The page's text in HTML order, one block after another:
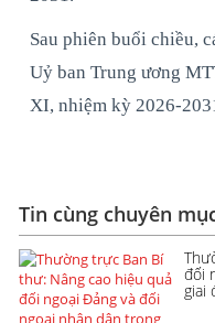
Sau phiên buổi chiều,
Uỷ ban Trung ương
XI, nhiệm kỳ 2026-
Tin cùng chuyên
đối
giai